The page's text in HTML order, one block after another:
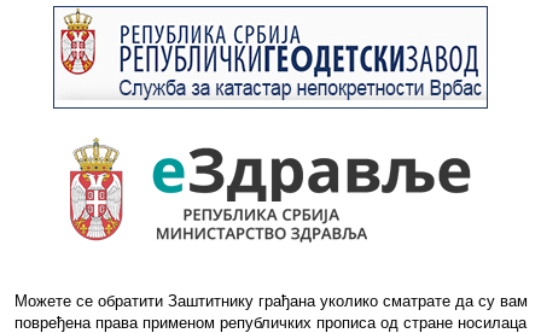
Можете се обратити Заштитнику грађана уколико сматрате да су вам
повређена права применом републичких прописа од стране носилаца